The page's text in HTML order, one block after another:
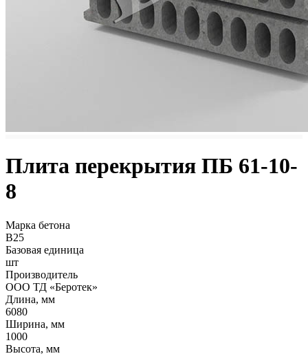
Плита перекрытия ПБ 61-10-
8
Марка бетона
B25
Базовая единица
шт
Производитель
ООО ТД «Беротек»
Длина, мм
6080
Ширина, мм
1000
Высота, мм